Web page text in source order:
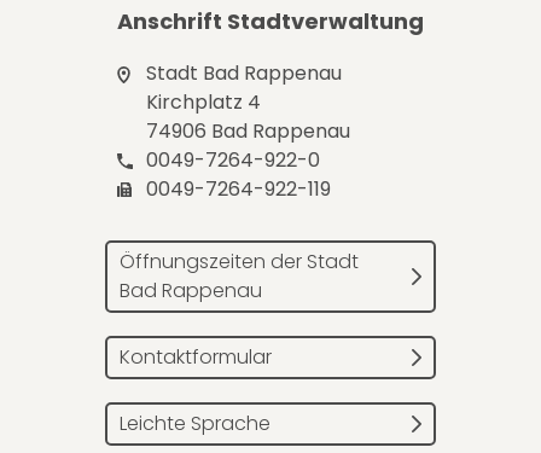
Anschrift Stadtverwaltung
Stadt Bad Rappenau
Kirchplatz 4
74906 Bad Rappenau
0049-7264-922-0
0049-7264-922-119
Öffnungszeiten der Stadt
Bad Rappenau
Kontaktformular
Leichte Sprache